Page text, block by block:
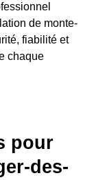
de monte-
fiabilité et
chaque
pour
des-